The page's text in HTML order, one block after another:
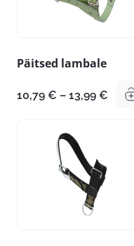
Päitsed lambale
10,79 € – 13,99 €